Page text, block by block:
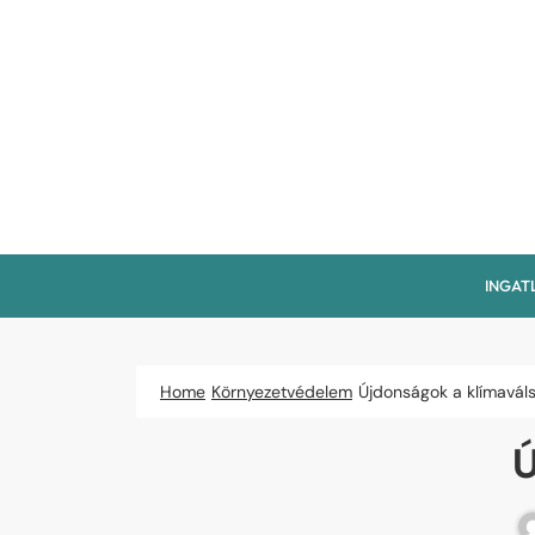
Home Környezetvédelem Újdonságok a